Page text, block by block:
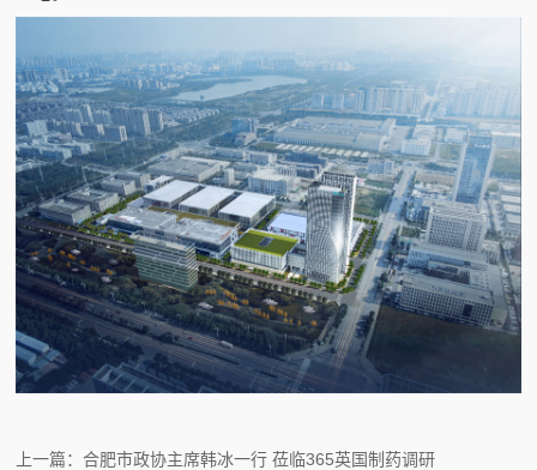
上一篇：合肥市政协主席韩冰一行 莅临365英国制药调研